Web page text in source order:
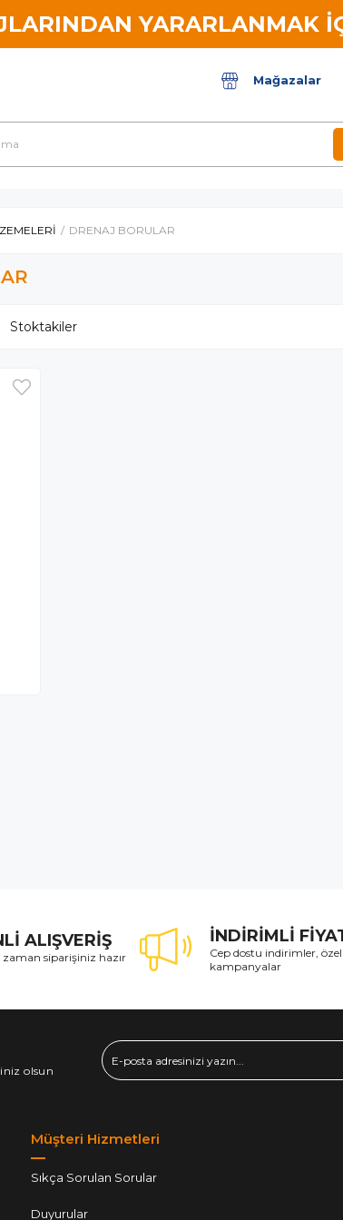
YARARLANMAK
Mağazalar
DRENAJ BORULAR
Stoktakiler
ALIŞVERİŞ
siparişiniz hazır
İNDİRİMLİ
Cep dostu indirimler, özel
kampanyalar
olsun
Müşteri Hizmetleri
Sıkça Sorulan Sorular
Duyurular